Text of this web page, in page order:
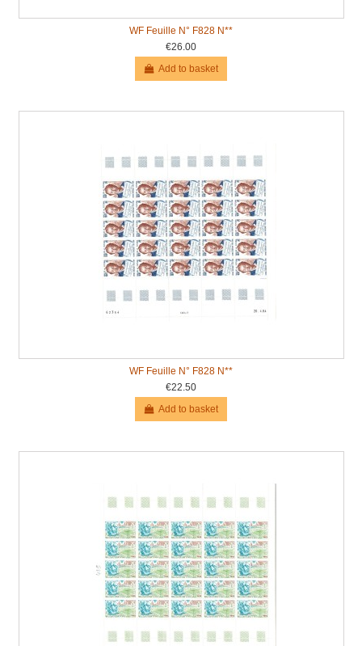
WF Feuille N° F828 N**
€26.00
Add to basket
WF Feuille N° F828 N**
€22.50
Add to basket